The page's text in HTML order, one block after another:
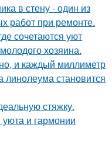
в стену - один из
работ при ремонте.
сочетаются уют
хозяина.
и каждый миллиметр
линолеума становится
стяжку.
и гармонии